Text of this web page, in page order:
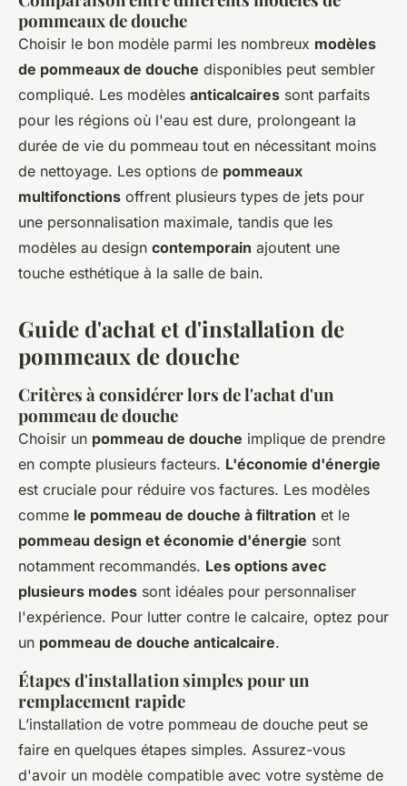
pommeaux de douche
Choisir le bon modèle parmi les nombreux modèles
de pommeaux de douche disponibles peut sembler
compliqué. Les modèles anticalcaires sont parfaits
pour les régions où l'eau est dure, prolongeant la
durée de vie du pommeau tout en nécessitant moins
de nettoyage. Les options de pommeaux
multifonctions offrent plusieurs types de jets pour
une personnalisation maximale, tandis que les
modèles au design contemporain ajoutent une
touche esthétique à la salle de bain.
Guide d'achat et d'installation de
pommeaux de douche
Critères à considérer lors de l'achat d'un
pommeau de douche
Choisir un pommeau de douche implique de prendre
en compte plusieurs facteurs. L'économie d'énergie
est cruciale pour réduire vos factures. Les modèles
comme le pommeau de douche à filtration et le
pommeau design et économie d'énergie sont
notamment recommandés. Les options avec
plusieurs modes sont idéales pour personnaliser
l'expérience. Pour lutter contre le calcaire, optez pour
un pommeau de douche anticalcaire.
Étapes d'installation simples pour un
remplacement rapide
L’installation de votre pommeau de douche peut se
faire en quelques étapes simples. Assurez-vous
d'avoir un modèle compatible avec votre système de